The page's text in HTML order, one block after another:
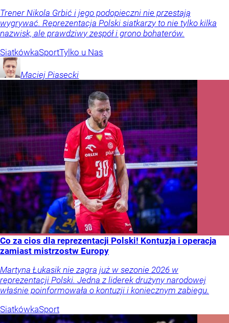
Trener Nikola Grbić i jego podopieczni nie przestają
wygrywać. Reprezentacja Polski siatkarzy to nie tylko kilka
nazwisk, ale prawdziwy zespół i grono bohaterów.
SiatkówkaSportTylko u Nas
Maciej Piasecki
Co za cios dla reprezentacji Polski! Kontuzja i operacja
zamiast mistrzostw Europy
Martyna Łukasik nie zagra już w sezonie 2026 w
reprezentacji Polski. Jedna z liderek drużyny narodowej
właśnie poinformowała o kontuzji i koniecznym zabiegu.
SiatkówkaSport